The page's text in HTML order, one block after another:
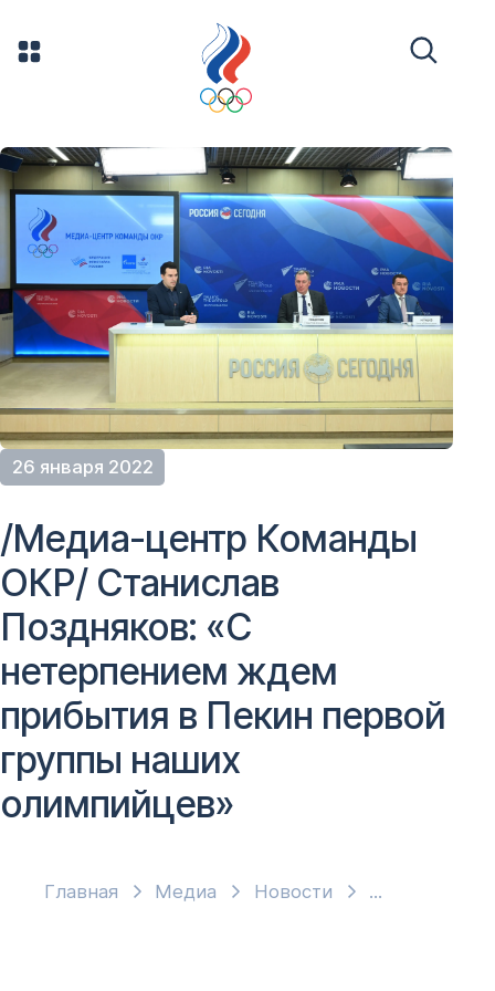
26 января 2022
Главная Медиа Новости
/Медиа-центр Команды
ОКР/ Станислав
Поздняков: «С
нетерпением ждем
прибытия в Пекин первой
группы наших
олимпийцев»